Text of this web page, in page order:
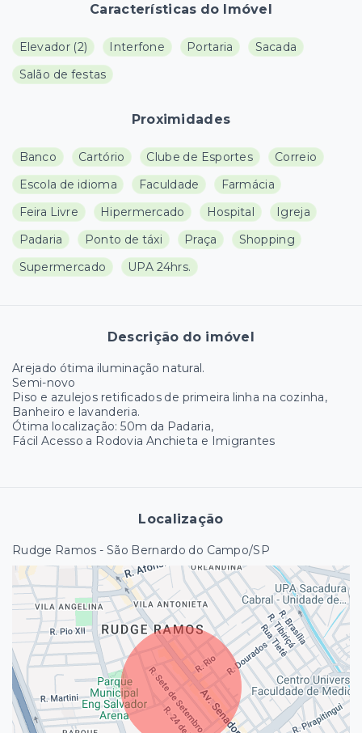
Características do Imóvel
Elevador(2) Interfone Portaria
Sacada
Salão de festas
Proximidades
Banco Cartório Clube de Esportes
Correio
Escola de idioma
Faculdade
Farmácia
Feira Livre
Hipermercado Hospital
Igreja
Padaria
Ponto de táxi Praça
Shopping
Supermercado
UPA 24hrs.
Descrição do imóvel
Arejado ótima iluminação natural.
Semi-novo
Piso e azulejos retificados de primeira linha na cozinha,
Banheiro e lavanderia.
Ótima localização: 50m da Padaria,
Fácil Acesso a Rodovia Anchieta e Imigrantes
Localização
Rudge Ramos - São Bernardo do Campo/SP